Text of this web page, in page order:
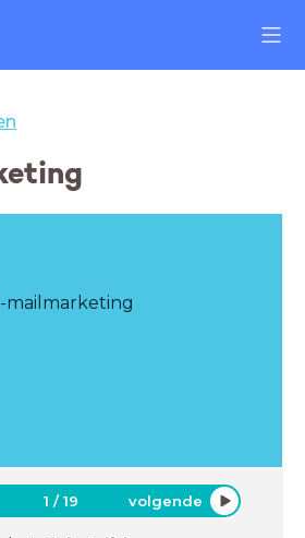
mailmarketing
1 /19 volgende